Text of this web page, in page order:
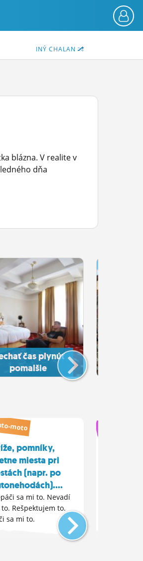
INÝ CHALAN
blázna. V realite v
dňa
čas plynúť
pomalšie
moto
pomníky,
miesta pri
(napr. po
sa mi to. Nevadí
Rešpektujem to.
sa mi to.